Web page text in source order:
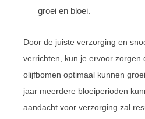
groei en bloei.
Door de juiste verzorging en
verrichten, kun je ervoor zorgen
olijfbomen optimaal kunnen
jaar meerdere bloeiperioden
aandacht voor verzorging zal